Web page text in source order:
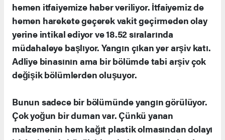
hemen itfaiyemize haber veriliyor. İtfaiyemiz de
hemen harekete geçerek vakit geçirmeden olay
yerine intikal ediyor ve 18.52 sıralarında
müdahaleye başlıyor. Yangın çıkan yer arşiv katı.
Adliye binasının ama bir bölümde tabi arşiv çok
değişik bölümlerden oluşuyor.
Bunun sadece bir bölümünde yangın görülüyor.
Çok yoğun bir duman var. Çünkü yanan
malzemenin hem kağıt plastik olmasından dolayı